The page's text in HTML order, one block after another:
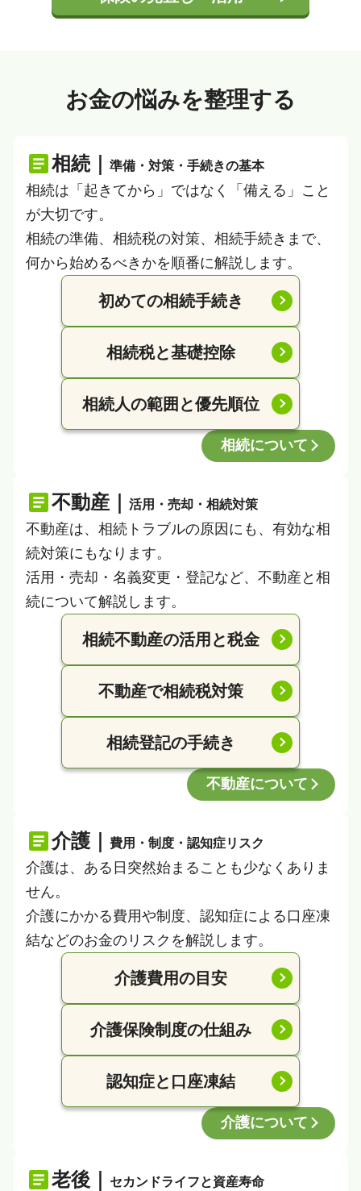
お金の悩みを整理する
相続｜ 準備・対策・手続きの基本
相続は「起きてから」ではなく「備える」こと
が大切です。
相続の準備、相続税の対策、相続手続きまで、
何から始めるべきかを順番に解説します。
初めての相続手続き
相続税と基礎控除
相続人の範囲と優先順位
相続について
不動産｜ 活用・売却・相続対策
不動産は、相続トラブルの原因にも、有効な相
続対策にもなります。
活用・売却・名義変更・登記など、不動産と相
続について解説します。
相続不動産の活用と税金
不動産で相続税対策
相続登記の手続き
不動産について
介護｜ 費用・制度・認知症リスク
介護は、ある日突然始まることも少なくありま
せん。
介護にかかる費用や制度、認知症による口座凍
結などのお金のリスクを解説します。
介護費用の目安
介護保険制度の仕組み
認知症と口座凍結
介護について
老後｜ セカンドライフと資産寿命